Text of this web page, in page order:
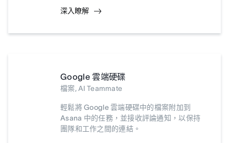
深入瞭解
Google 雲端硬碟
檔案, AI Teammate
輕鬆將 Google 雲端硬碟中的檔案附加到
Asana 中的任務，並接收評論通知，以保持
團隊和工作之間的連結。